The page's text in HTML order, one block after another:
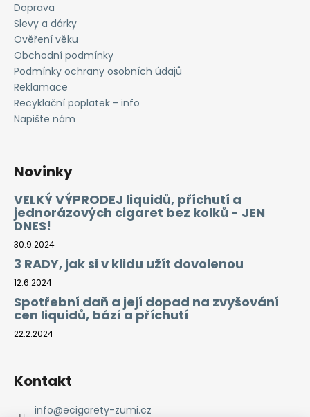
Doprava
Slevy a dárky
Ověření věku
Obchodní podmínky
Podmínky ochrany osobních údajů
Reklamace
Recyklační poplatek - info
Napište nám
Novinky
VELKÝ VÝPRODEJ liquidů, příchutí a
jednorázových cigaret bez kolků - JEN
DNES!
30.9.2024
3 RADY, jak si v klidu užít dovolenou
12.6.2024
Spotřební daň a její dopad na zvyšování
cen liquidů, bází a příchutí
22.2.2024
Kontakt
info@ecigarety-zumi.cz